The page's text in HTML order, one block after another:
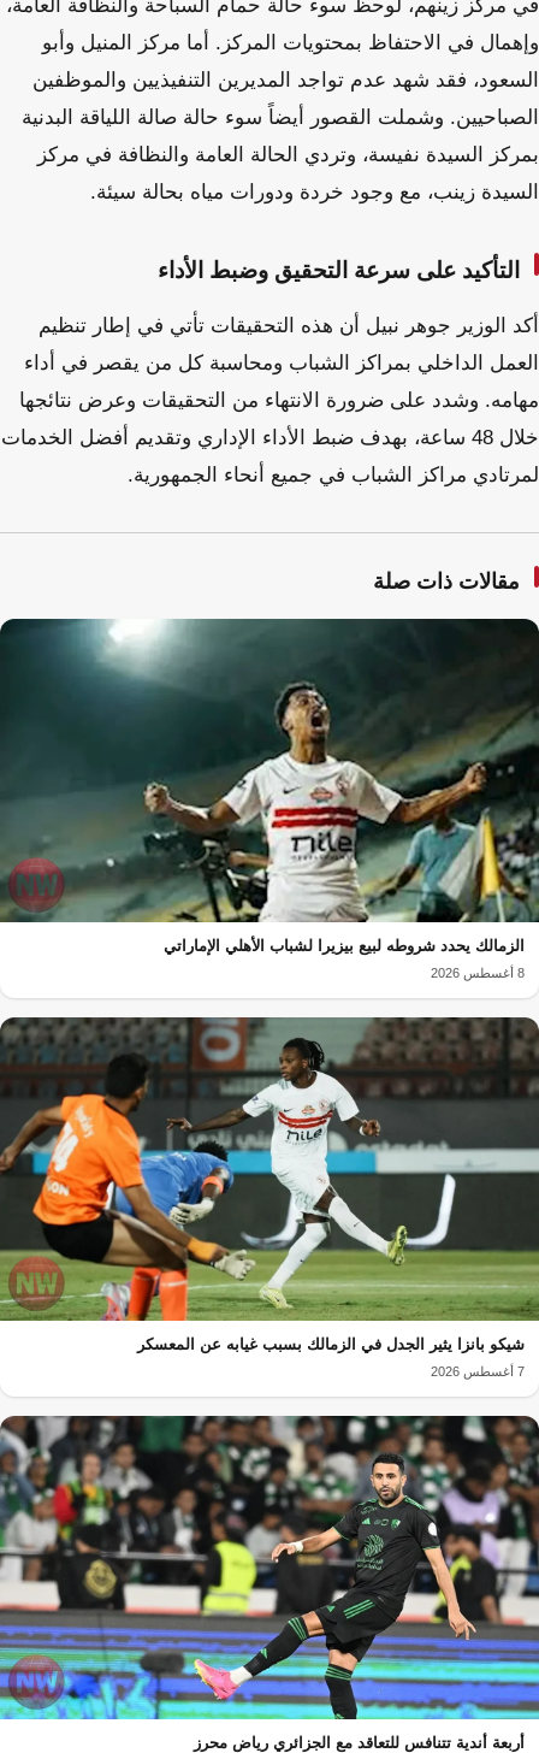
في مركز زينهم، لوحظ سوء حالة حمام السباحة والنظافة العامة،
وإهمال في الاحتفاظ بمحتويات المركز. أما مركز المنيل وأبو
السعود، فقد شهد عدم تواجد المديرين التنفيذيين والموظفين
الصباحيين. وشملت القصور أيضاً سوء حالة صالة اللياقة البدنية
بمركز السيدة نفيسة، وتردي الحالة العامة والنظافة في مركز
السيدة زينب، مع وجود خردة ودورات مياه بحالة سيئة.
التأكيد على سرعة التحقيق وضبط الأداء
أكد الوزير جوهر نبيل أن هذه التحقيقات تأتي في إطار تنظيم
العمل الداخلي بمراكز الشباب ومحاسبة كل من يقصر في أداء
مهامه. وشدد على ضرورة الانتهاء من التحقيقات وعرض نتائجها
خلال 48 ساعة، بهدف ضبط الأداء الإداري وتقديم أفضل الخدمات
لمرتادي مراكز الشباب في جميع أنحاء الجمهورية.
مقالات ذات صلة
الزمالك يحدد شروطه لبيع بيزيرا لشباب الأهلي الإماراتي
8 أغسطس 2026
شيكو بانزا يثير الجدل في الزمالك بسبب غيابه عن المعسكر
7 أغسطس 2026
أربعة أندية تتنافس للتعاقد مع الجزائري رياض محرز